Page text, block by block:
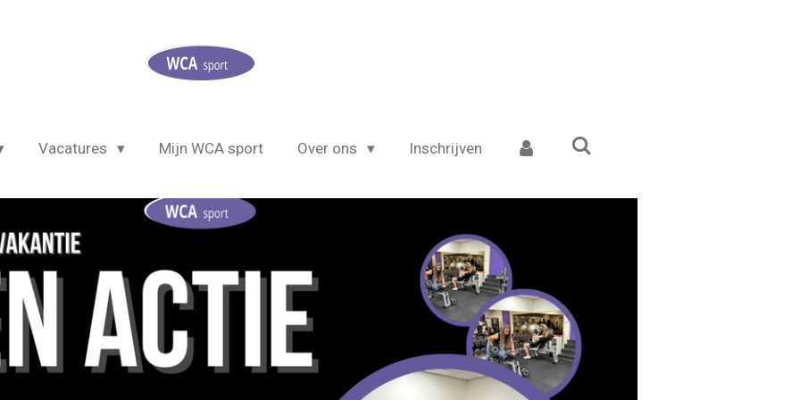
Vacatures Mijn WCA sport Over ons Inschrijven